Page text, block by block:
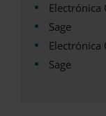
Electrónica
Sage
Electrónica
Sage